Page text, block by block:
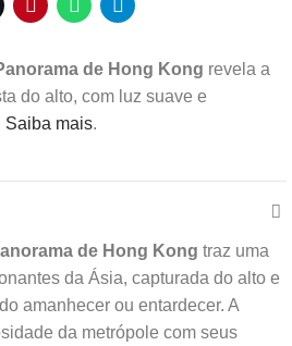
de Hong Kong revela a
do alto, com luz suave e
Saiba mais.
de Hong Kong traz uma
da Ásia, capturada do alto e
amanhecer ou entardecer. A
da metrópole com seus